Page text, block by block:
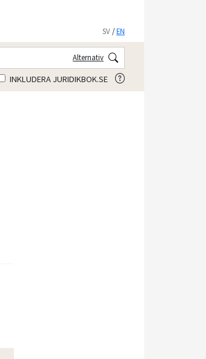
SV /EN
Alternativ
INKLUDERA JURIDIKBOK.SE